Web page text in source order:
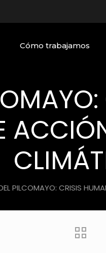
Cómo trabajamos
PILCOMAYO: CRISIS